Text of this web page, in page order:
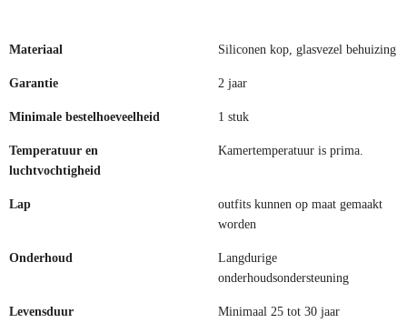
Materiaal Siliconen kop, glasvezel behuizing
Garantie 2 jaar
Minimale bestelhoeveelheid 1 stuk
Temperatuur en
luchtvochtigheid
Kamertemperatuur is prima.
Lap
outfits kunnen op maat gemaakt
worden
Onderhoud
Langdurige
onderhoudsondersteuning
Levensduur Minimaal 25 tot 30 jaar